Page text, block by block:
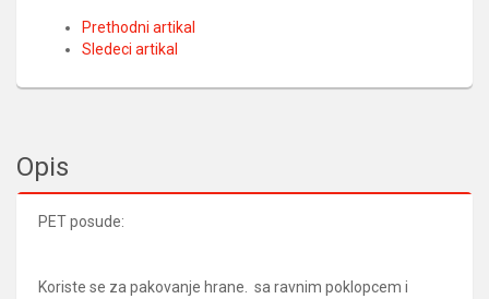
Prethodni artikal
Sledeci artikal
Opis
PET posude:
Koriste se za pakovanje hrane. sa ravnim poklopcem i